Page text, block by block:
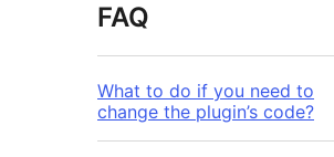
FAQ
What to do if you need to
change the plugin’s code?